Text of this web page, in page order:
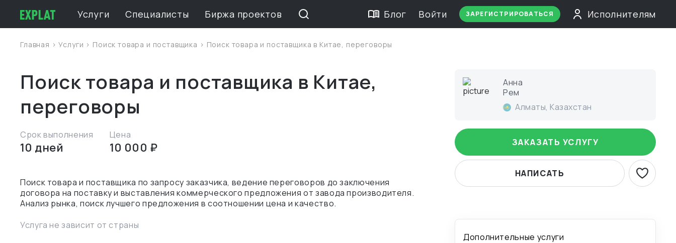
Услуги Специалисты Биржа проектов Блог Войти ЗАРЕГИСТРИРОВАТЬСЯ Исполнителям
Главная >Услуги > Поиск товара и поставщика > Поиск товара и поставщика в Китае, переговоры
Поиск товара и поставщика в Китае,
переговоры
Срок выполнения
10 дней
Цена
10 000 ₽
Поиск товара и поставщика по запросу заказчика, ведение переговоров до заключения
договора на поставку и выставления коммерческого предложения от завода производителя.
Услуга не зависит от страны
Анна
Рем
Алматы, Казахстан
ЗАКАЗАТЬ УСЛУГУ
НАПИСАТЬ
Дополнительные услуги